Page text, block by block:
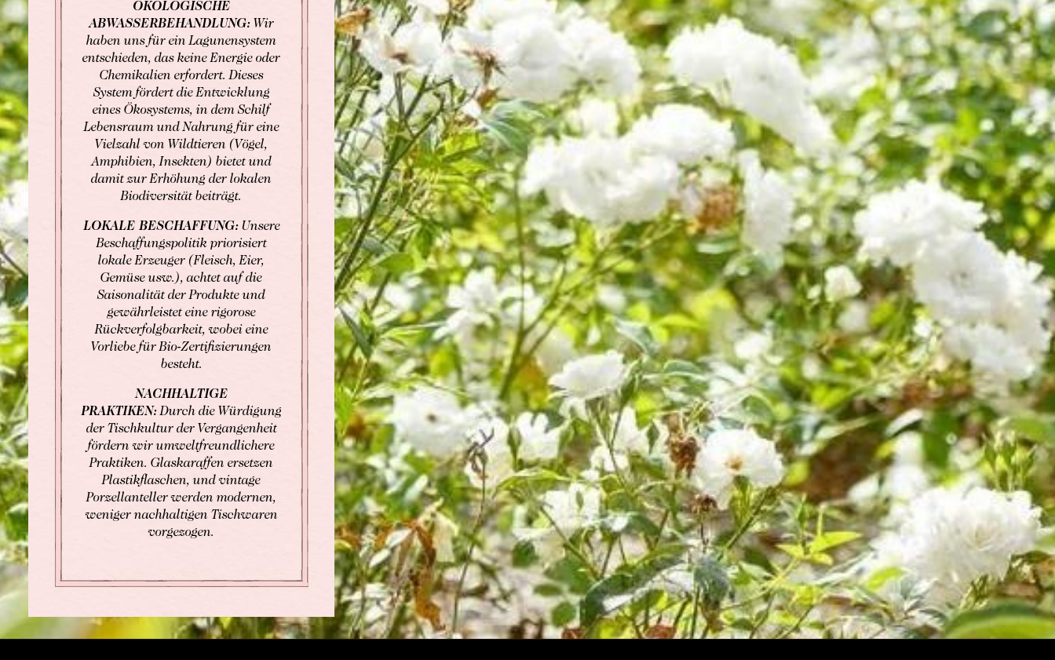
ÖKOLOGISCHE
ABWASSERBEHANDLUNG: Wir
haben uns für ein Lagunensystem
entschieden, das keine Energie oder
Chemikalien erfordert. Dieses
System fördert die Entwicklung
eines Ökosystems, in dem Schilf
Lebensraum und Nahrung für eine
Vielzahl von Wildtieren (Vögel,
Amphibien, Insekten) bietet und
damit zur Erhöhung der lokalen
Biodiversität beiträgt.
LOKALE BESCHAFFUNG:Unsere
Beschaffungspolitik priorisiert
lokale Erzeuger (Fleisch, Eier,
Gemüse usw.), achtet auf die
Saisonalität der Produkte und
gewährleistet eine rigorose
Rückverfolgbarkeit, wobei eine
Vorliebe für Bio-Zertifizierungen
besteht.
NACHHALTIGE
PRAKTIKEN:Durch die Würdigung
der Tischkultur der Vergangenheit
fördern wir umweltfreundlichere
Praktiken. Glaskaraffen ersetzen
Plastikflaschen, und vintage
Porzellanteller werden modernen,
weniger nachhaltigen Tischwaren
vorgezogen.